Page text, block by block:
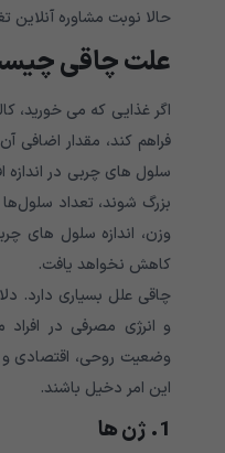
حالا نوبت مشاوره آنلاین
علت چاقی
اگر غذایی که می خورید،
فراهم کند، مقدار اضافی
سلول های چربی در اندازه
بزرگ شوند، تعداد
وزن، اندازه سلول های
کاهش نخواهد یافت.
چاقی علل بسیاری دارد.
و انرژی مصرفی در
وضعیت روحی، اقتصادی
این امر دخیل باشند.
1. ژن ها